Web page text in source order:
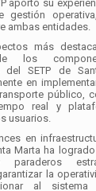
aportó su
ambas entidades.
más
los
del SETP de
en
público,
real y
usuarios.
en
Marta ha
paraderos
la
al